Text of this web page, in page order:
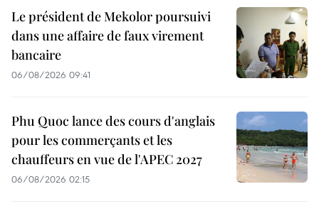
Le président de Mekolor poursuivi
dans une affaire de faux virement
bancaire
06/08/2026 09:41
Phu Quoc lance des cours d'anglais
pour les commerçants et les
chauffeurs en vue de l'APEC 2027
06/08/2026 02:15